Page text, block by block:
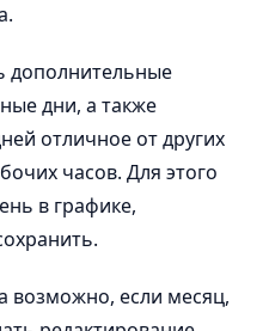
дополнительные
дни, а также
отличное от других
часов. Для этого
в графике,
возможно, если месяц,